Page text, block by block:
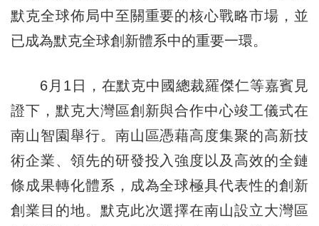
默克全球佈局中至關重要的核心戰略市場，並
已成為默克全球創新體系中的重要一環。
6月1日，在默克中國總裁羅傑仁等嘉賓見
證下，默克大灣區創新與合作中心竣工儀式在
南山智園舉行。南山區憑藉高度集聚的高新技
術企業、領先的研發投入強度以及高效的全鏈
條成果轉化體系，成為全球極具代表性的創新
創業目的地。默克此次選擇在南山設立大灣區